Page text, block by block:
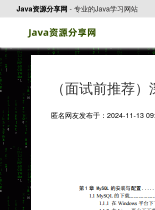
Java资源分享网 - 专业的Java学习网站
（面试前推荐
匿名网友发布于：2024-11-13